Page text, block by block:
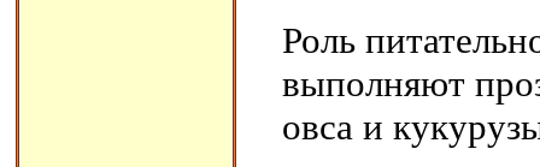
Роль
выполняют
овса и